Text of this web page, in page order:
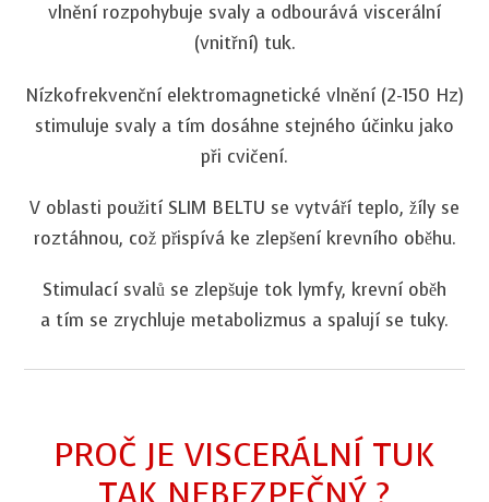
vlnění rozpohybuje svaly a odbourává viscerální
(vnitřní) tuk.
Nízkofrekvenční elektromagnetické vlnění (2-150 Hz)
stimuluje svaly a tím dosáhne stejného účinku jako
při cvičení.
V oblasti použití SLIM BELTU se vytváří teplo, žíly se
roztáhnou, což přispívá ke zlepšení krevního oběhu.
Stimulací svalů se zlepšuje tok lymfy, krevní oběh
a tím se zrychluje metabolizmus a spalují se tuky.
PROČ JE VISCERÁLNÍ TUK